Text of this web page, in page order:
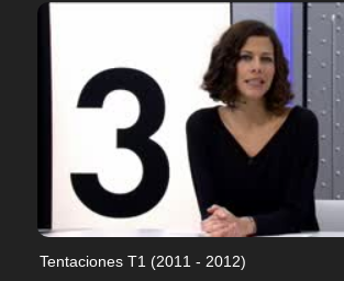
Tentaciones T1 (2011 - 2012)